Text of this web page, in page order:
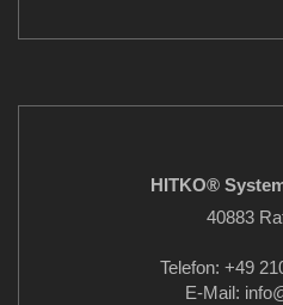
HITKO®
40883
Telefon: +49
E-Mail: info